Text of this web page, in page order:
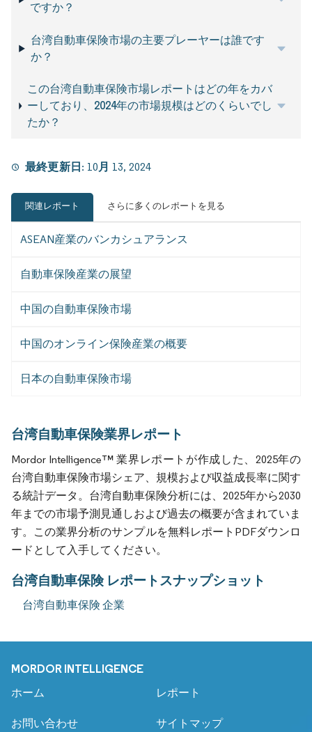
ですか？
台湾自動車保険市場の主要プレーヤーは誰です
か？
この台湾自動車保険市場レポートはどの年をカバ
ーしており、2024年の市場規模はどのくらいでし
たか？
最終更新日: 10月 13, 2024
関連レポート さらに多くのレポートを見る
ASEAN産業のバンカシュアランス
自動車保険産業の展望
中国の自動車保険市場
中国のオンライン保険産業の概要
日本の自動車保険市場
台湾自動車保険業界レポート
Mordor Intelligence™ 業界レポートが作成した、2025年の
台湾自動車保険市場シェア、規模および収益成長率に関す
る統計データ。台湾自動車保険分析には、2025年から2030
年までの市場予測見通しおよび過去の概要が含まれていま
す。この業界分析のサンプルを無料レポートPDFダウンロ
ードとして入手してください。
台湾自動車保険 レポートスナップショット
台湾自動車保険 企業
MORDOR INTELLIGENCE
ホーム レポート
お問い合わせ サイトマップ